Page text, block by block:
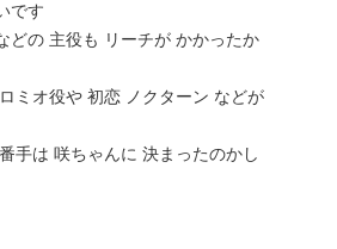
です
どの 主役も リーチが かかったか
ミオ役や 初恋 ノクターン などが
手は 咲ちゃんに 決まったのかし